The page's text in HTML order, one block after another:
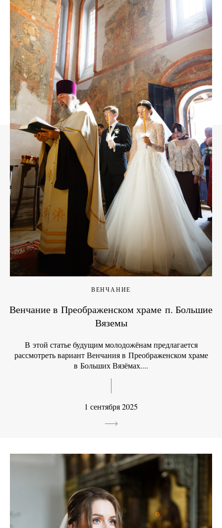
ВЕНЧАНИЕ
Венчание в Преображенском храме п. Большие
Вяземы
В этой статье будущим молодожёнам предлагается
рассмотреть вариант Венчания в Преображенском храме
в Больших Вязёмах....
1 сентября 2025